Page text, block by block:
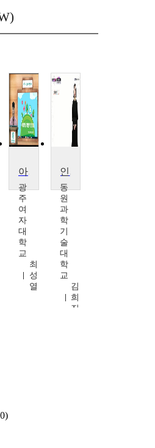
아동작업수행분석 및 발달(21)
광
주
여
자
대
학
교
최
성
열
인간 심리의 발달
동
원
과
학
기
술
대
학
교
김
희
진